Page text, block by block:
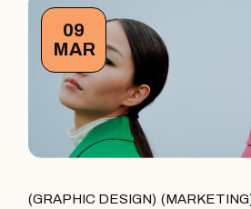
09
MAR
GRAPHIC DESIGN MARKETING